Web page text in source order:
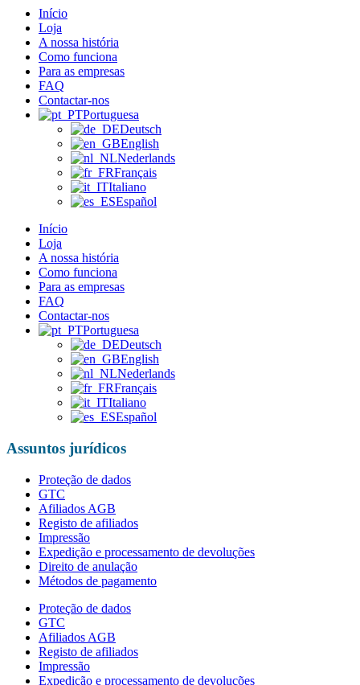
Início
Loja
A nossa história
Como funciona
Para as empresas
FAQ
Contactar-nos
Portuguesa
Deutsch
English
Nederlands
Français
Italiano
Español
Início
Loja
A nossa história
Como funciona
Para as empresas
FAQ
Contactar-nos
Portuguesa
Deutsch
English
Nederlands
Français
Italiano
Español
Assuntos jurídicos
Proteção de dados
GTC
Afiliados AGB
Registo de afiliados
Impressão
Expedição e processamento de devoluções
Direito de anulação
Métodos de pagamento
Proteção de dados
GTC
Afiliados AGB
Registo de afiliados
Impressão
Expedição e processamento de devoluções